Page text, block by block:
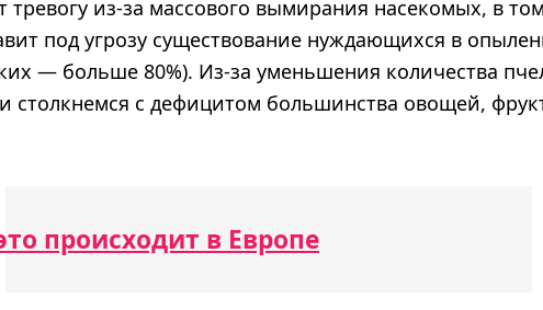
из-за массового вымирания насекомых, в
под угрозу существование нуждающихся в
— больше 80%). Из-за уменьшения количества
столкнемся с дефицитом большинства овощей,
происходит в Европе